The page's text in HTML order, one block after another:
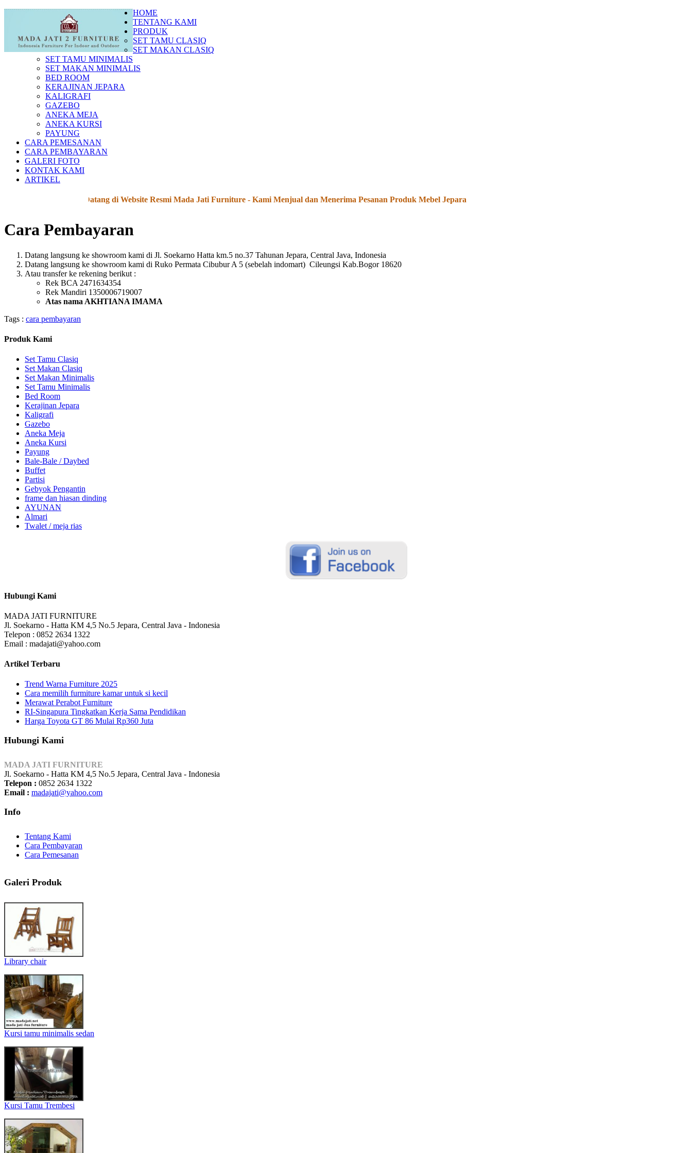
HOME
TENTANG KAMI
PRODUK
SET TAMU CLASIQ
SET MAKAN CLASIQ
SET TAMU MINIMALIS
SET MAKAN MINIMALIS
BED ROOM
KERAJINAN JEPARA
KALIGRAFI
GAZEBO
ANEKA MEJA
ANEKA KURSI
PAYUNG
CARA PEMESANAN
CARA PEMBAYARAN
GALERI FOTO
KONTAK KAMI
ARTIKEL
Selamat Datang di Website Resmi Mada Jati Furniture - Kami Menjual dan Menerima Pesanan Produk Mebel Jepara
Cara Pembayaran
Datang langsung ke showroom kami di Jl. Soekarno Hatta km.5 no.37 Tahunan Jepara, Central Java, Indonesia
Datang langsung ke showroom kami di Ruko Permata Cibubur A 5 (sebelah indomart) Cileungsi Kab.Bogor 18620
Atau transfer ke rekening berikut :
Rek BCA 2471634354
Rek Mandiri 1350006719007
Atas nama AKHTIANA IMAMA
Tags : cara pembayaran
Produk Kami
Set Tamu Clasiq
Set Makan Clasiq
Set Makan Minimalis
Set Tamu Minimalis
Bed Room
Kerajinan Jepara
Kaligrafi
Gazebo
Aneka Meja
Aneka Kursi
Payung
Bale-Bale / Daybed
Buffet
Partisi
Gebyok Pengantin
frame dan hiasan dinding
AYUNAN
Almari
Twalet / meja rias
Hubungi Kami
MADA JATI FURNITURE
Jl. Soekarno - Hatta KM 4,5 No.5 Jepara, Central Java - Indonesia
Telepon : 0852 2634 1322
Email : madajati@yahoo.com
Artikel Terbaru
Trend Warna Furniture 2025
Cara memilih furmiture kamar untuk si kecil
Merawat Perabot Furniture
RI-Singapura Tingkatkan Kerja Sama Pendidikan
Harga Toyota GT 86 Mulai Rp360 Juta
Hubungi Kami
MADA JATI FURNITURE
Jl. Soekarno - Hatta KM 4,5 No.5 Jepara, Central Java - Indonesia
Telepon : 0852 2634 1322
Email : madajati@yahoo.com
Info
Tentang Kami
Cara Pembayaran
Cara Pemesanan
Galeri Produk
Library chair
Kursi tamu minimalis sedan
Kursi Tamu Trembesi